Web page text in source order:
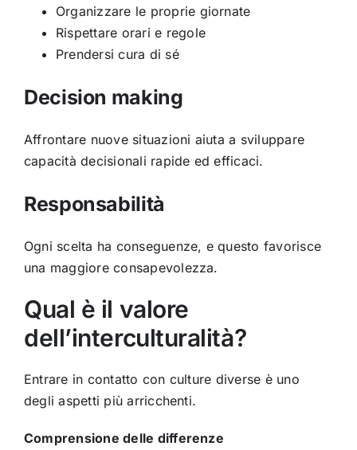
Organizzare le proprie giornate
Rispettare orari e regole
Prendersi cura di sé
Decision making
Affrontare nuove situazioni aiuta a sviluppare
capacità decisionali rapide ed efficaci.
Responsabilità
Ogni scelta ha conseguenze, e questo favorisce
una maggiore consapevolezza.
Qual è il valore
dell’interculturalità?
Entrare in contatto con culture diverse è uno
degli aspetti più arricchenti.
Comprensione delle differenze